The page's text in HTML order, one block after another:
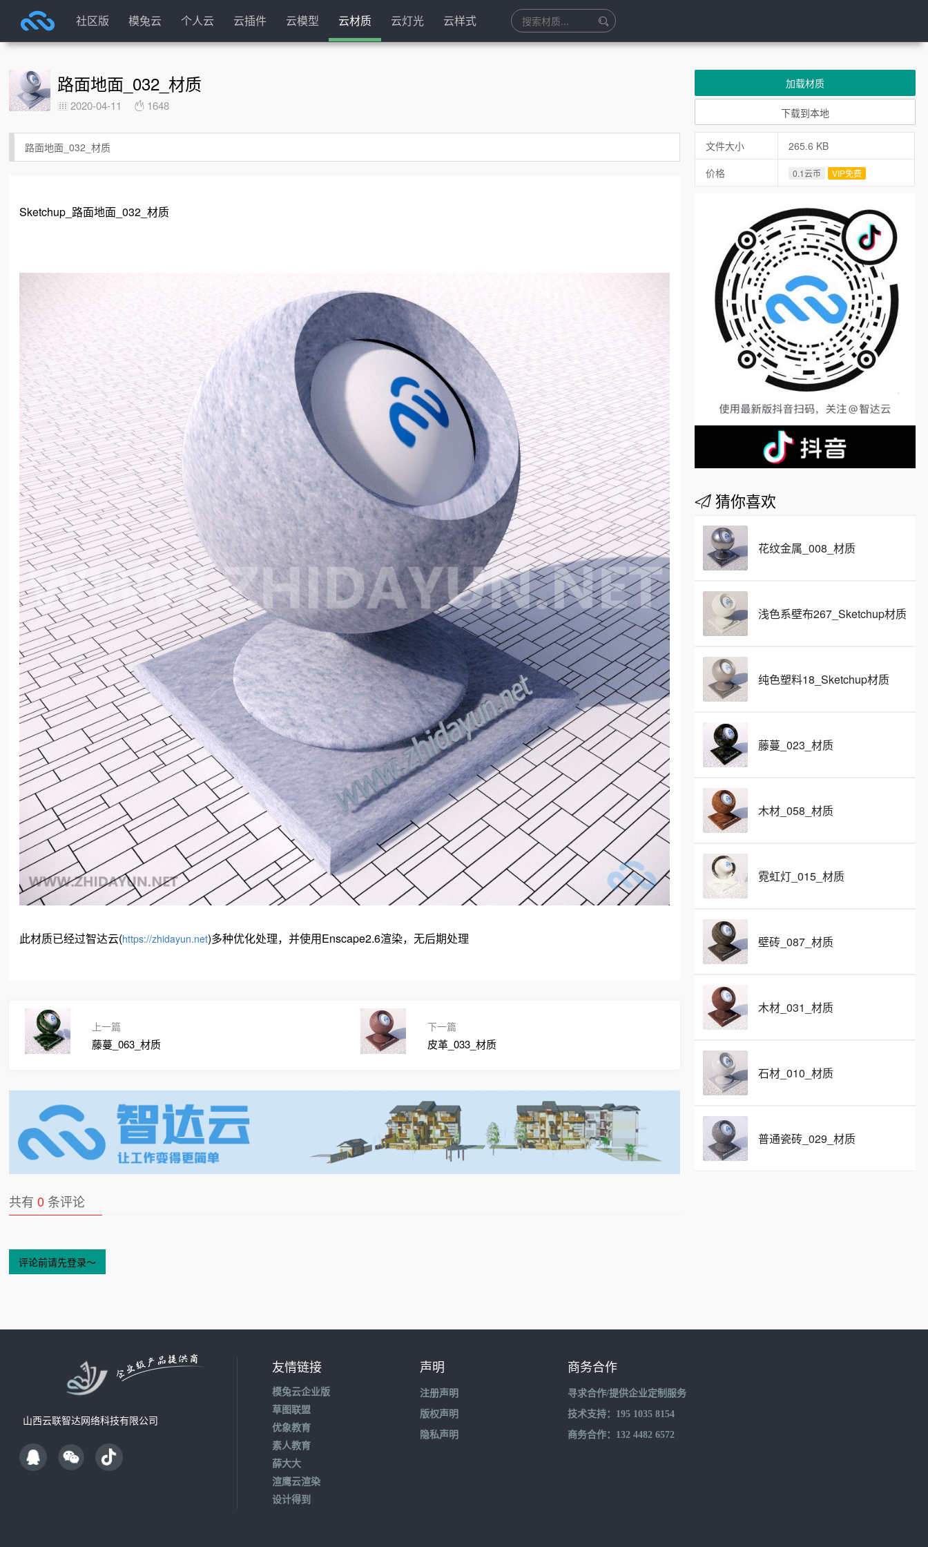
社区版 模兔云 个人云 云插件 云模型 云材质 云灯光 云样式
路面地面_032_材质
2020-04-11 1648
路面地面_032_材质
Sketchup_路面地面_032_材质
此材质已经过智达云(https://zhidayun.net)多种优化处理，并使用Enscape2.6渲染，无后期处理
上一篇
藤蔓_063_材质
下一篇
皮革_033_材质
共有0 条评论
加载材质
下载到本地
文件大小
265.6 KB
价格
0.1云币 VIP免费
猜你喜欢
花纹金属_008_材质
浅色系壁布267_Sketchup材质
纯色塑料18_Sketchup材质
藤蔓_023_材质
木材_058_材质
霓虹灯_015_材质
壁砖_087_材质
木材_031_材质
石材_010_材质
普通瓷砖_029_材质
山西云联智达网络科技有限公司
友情链接
模兔云企业版
草图联盟
优象教育
素人教育
薛大大
渲鹰云渲染
设计得到
声明
注册声明
版权声明
隐私声明
商务合作
寻求合作/提供企业定制服务
技术支持：195 1035 8154
商务合作：132 4482 6572